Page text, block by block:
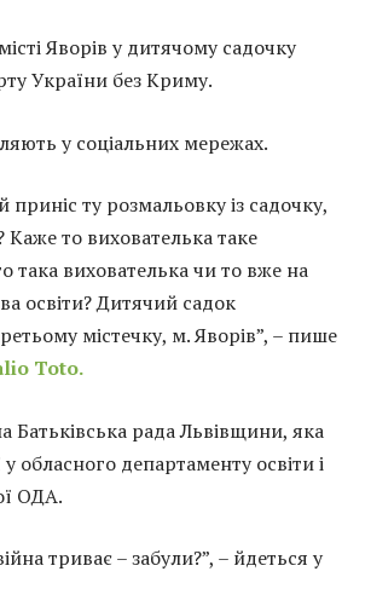
Яворів у дитячому садочку
України без Криму.
у соціальних мережах.
приніс ту розмальовку із садочку,
то вихователька таке
така вихователька чи то вже на
освіти? Дитячий садок
містечку, м. Яворів”, – пише
Toto.
рада Львівщини, яка
обласного департаменту освіти і
ОДА.
триває – забули?”, – йдеться у